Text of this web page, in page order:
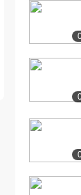
分亲疏》
维权得靠它》
护自己》
[16] 第16
可违法》